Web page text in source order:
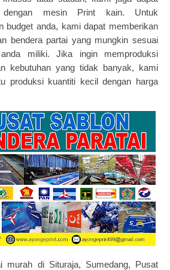
dengan mesin Print kain. Untuk
budget anda, kami dapat memberikan
bendera partai yang mungkin sesuai
anda miliki.Jika ingin memproduksi
kebutuhan yang tidak banyak, kami
produksi kuantiti kecil dengan harga
murah di Situraja, Sumedang, Pusat